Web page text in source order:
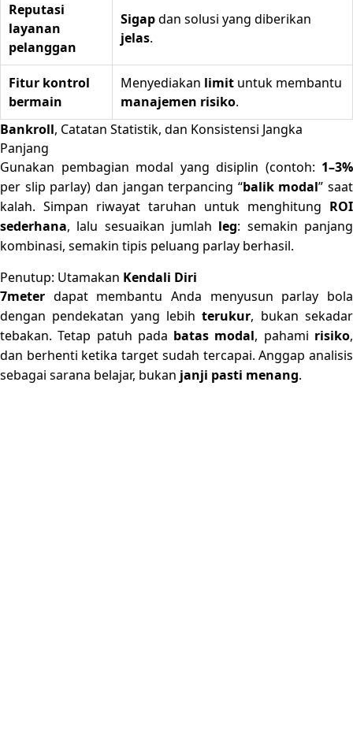
Reputasi
layanan
pelanggan
Sigapdan solusi yang diberikan
jelas.
Fitur kontrol
bermain
Menyediakan limit untuk membantu
manajemen risiko.
Bankroll, Catatan Statistik, dan Konsistensi Jangka
Panjang
Gunakan pembagian modal yang disiplin (contoh: 1–3%
per slip parlay) dan jangan terpancing “balik modal” saat
kalah. Simpan riwayat taruhan untuk menghitung ROI
sederhana, lalu sesuaikan jumlah leg: semakin panjang
kombinasi, semakin tipis peluang parlay berhasil.
Penutup: Utamakan Kendali Diri
7meter dapat membantu Anda menyusun parlay bola
dengan pendekatan yang lebihterukur, bukan sekadar
tebakan. Tetap patuh pada batas modal, pahami risiko,
dan berhenti ketika target sudah tercapai. Anggap analisis
sebagai sarana belajar, bukan janji pasti menang.